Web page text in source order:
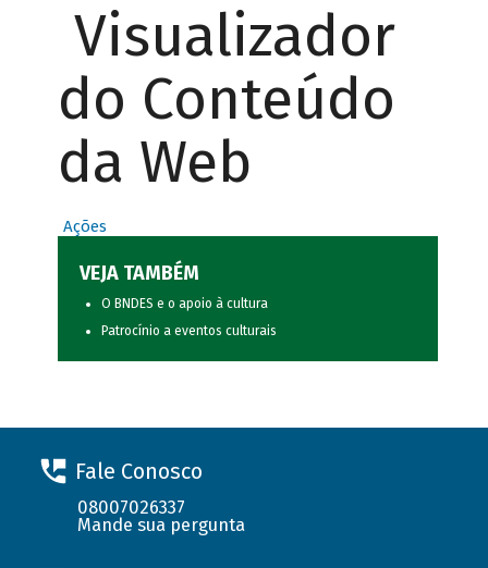
Visualizador
do Conteúdo
da Web
Ações
VEJA TAMBÉM
O BNDES e o apoio à cultura
Patrocínio a eventos culturais
Fale Conosco
08007026337
Mande sua pergunta